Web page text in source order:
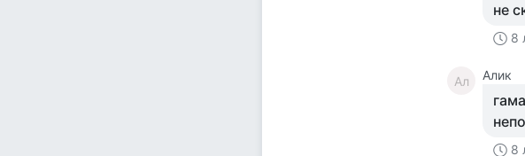
не
8
Ал Алик
8